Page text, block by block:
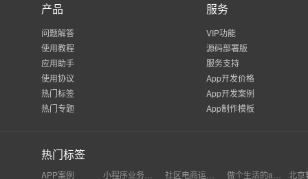
产品
问题解答
使用教程
应用助手
使用协议
热门标签
热门专题
服务
VIP功能
源码部署版
服务支持
App开发价格
App开发案例
App制作模板
热门标签
APP案例